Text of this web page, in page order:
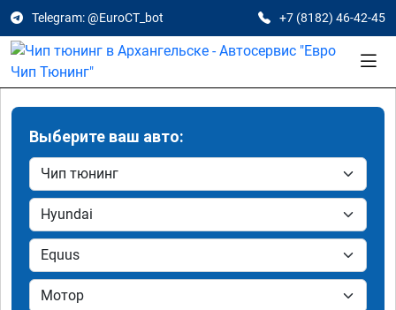
Telegram: @EuroCT_bot +7 (8182) 46-42-45
Выберите ваш авто: